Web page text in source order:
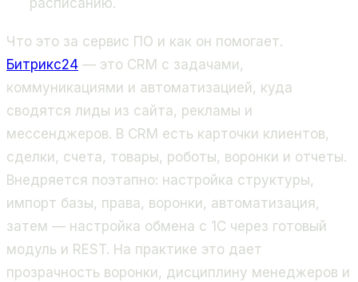
Что это за сервис ПО и как он помогает.
Битрикс24 — это CRM с задачами,
коммуникациями и автоматизацией, куда
сводятся лиды из сайта, рекламы и
мессенджеров. В CRM есть карточки клиентов,
сделки, счета, товары, роботы, воронки и отчеты.
Внедряется поэтапно: настройка структуры,
импорт базы, права, воронки, автоматизация,
затем — настройка обмена с 1С через готовый
модуль и REST. На практике это дает
прозрачность воронки, дисциплину менеджеров и